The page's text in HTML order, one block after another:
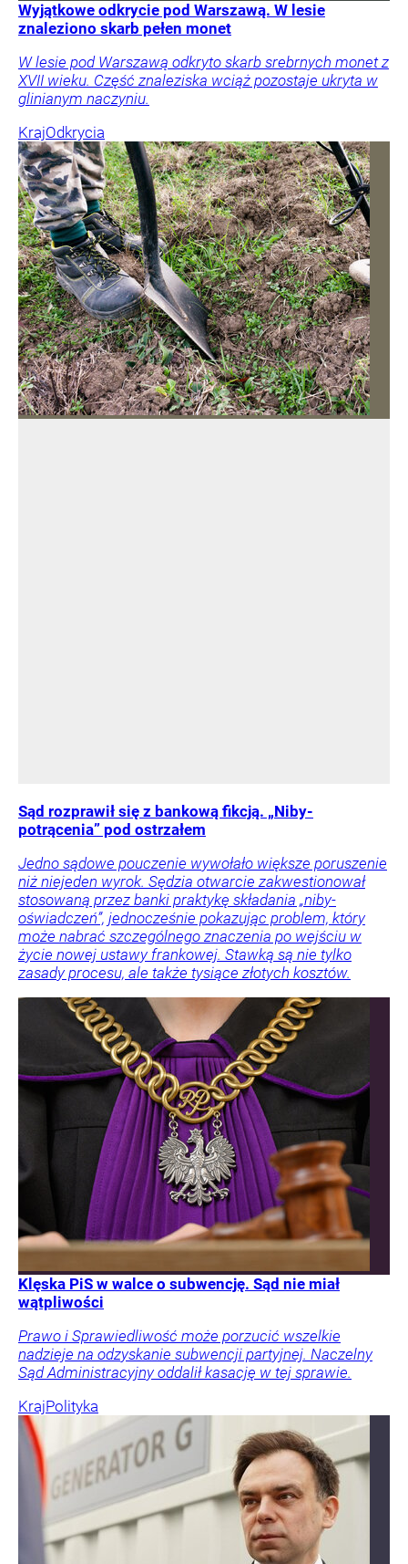
Wyjątkowe odkrycie pod Warszawą. W lesie
znaleziono skarb pełen monet
W lesie pod Warszawą odkryto skarb srebrnych monet z
XVII wieku. Część znaleziska wciąż pozostaje ukryta w
glinianym naczyniu.
KrajOdkrycia
Sąd rozprawił się z bankową fikcją. „Niby-
potrącenia” pod ostrzałem
Jedno sądowe pouczenie wywołało większe poruszenie
niż niejeden wyrok. Sędzia otwarcie zakwestionował
stosowaną przez banki praktykę składania „niby-
oświadczeń”, jednocześnie pokazując problem, który
może nabrać szczególnego znaczenia po wejściu w
życie nowej ustawy frankowej. Stawką są nie tylko
zasady procesu, ale także tysiące złotych kosztów.
Klęska PiS w walce o subwencję. Sąd nie miał
wątpliwości
Prawo i Sprawiedliwość może porzucić wszelkie
nadzieje na odzyskanie subwencji partyjnej. Naczelny
Sąd Administracyjny oddalił kasację w tej sprawie.
KrajPolityka